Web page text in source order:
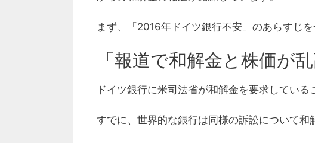
まず、「2016年ドイツ銀行不安」のあらすじを
「報道で和解金と株価が乱
ドイツ銀行に米司法省が和解金を要求している
すでに、世界的な銀行は同様の訴訟について和